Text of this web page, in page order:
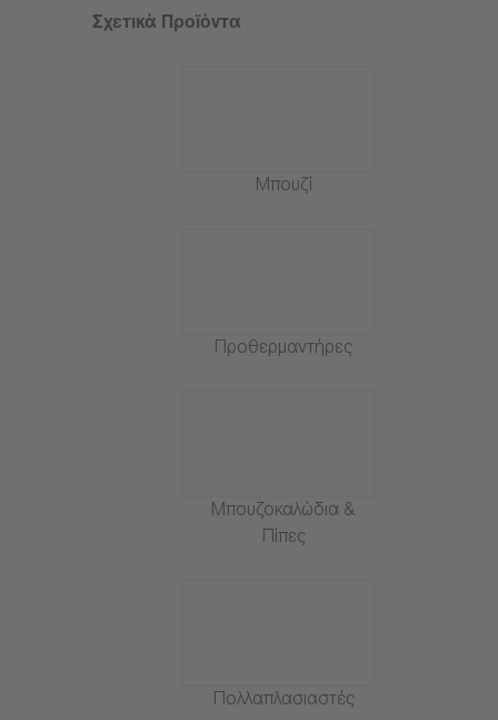
Σχετικά Προϊόντα
Μπουζί
Προθερμαντήρες
Μπουζοκαλώδια &
Πίπες
Πολλαπλασιαστές